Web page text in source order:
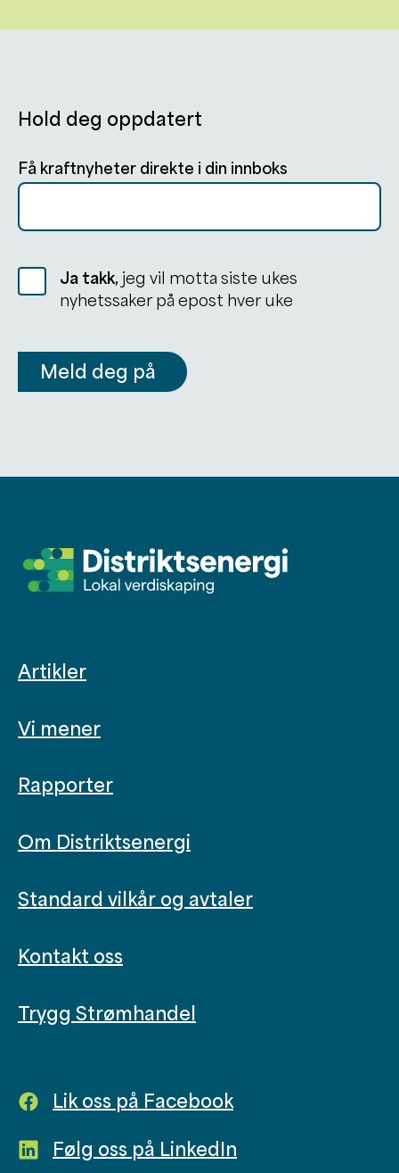
Hold deg oppdatert
Få kraftnyheter direkte i din innboks
Ja takk, jeg vil motta siste ukes
nyhetssaker på epost hver uke
Meld deg på
Artikler
Vi mener
Rapporter
Om Distriktsenergi
Standard vilkår og avtaler
Kontakt oss
Trygg Strømhandel
Lik oss på Facebook
Følg oss på LinkedIn